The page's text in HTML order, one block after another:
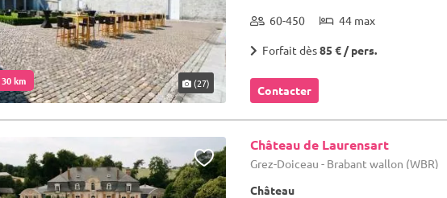
km (27)
60-450 44 max
Forfait dès85 € / pers.
Contacter
Château de Laurensart
Grez-Doiceau - Brabant wallon (WBR)
Château